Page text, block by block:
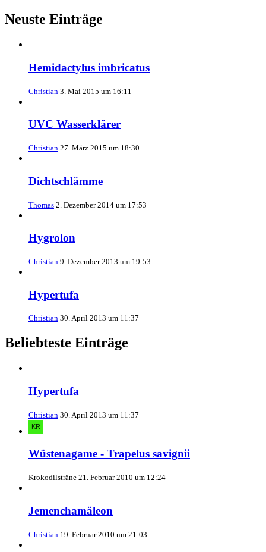
Neuste Einträge
Hemidactylus imbricatus
Christian 3. Mai 2015 um 16:11
UVC Wasserklärer
Christian 27. März 2015 um 18:30
Dichtschlämme
Thomas 2. Dezember 2014 um 17:53
Hygrolon
Christian 9. Dezember 2013 um 19:53
Hypertufa
Christian 30. April 2013 um 11:37
Beliebteste Einträge
Hypertufa
Christian 30. April 2013 um 11:37
Wüstenagame - Trapelus savignii
Krokodilsträne 21. Februar 2010 um 12:24
Jemenchamäleon
Christian 19. Februar 2010 um 21:03